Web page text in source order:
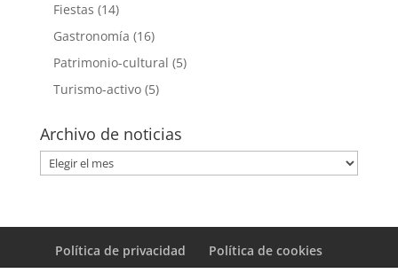
Fiestas (14)
Gastronomía (16)
Patrimonio-cultural (5)
Turismo-activo(5)
Archivo de noticias
Archivo
de
Política de privacidad Política de cookies